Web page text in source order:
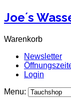
Joe´s
Warenkorb
Newsletter
Login
Menu: